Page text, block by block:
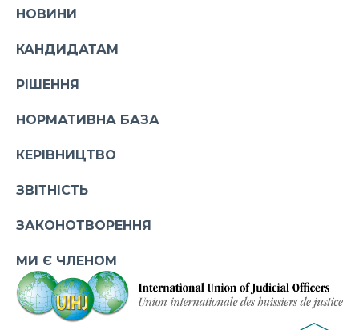
НОВИНИ
КАНДИДАТАМ
РІШЕННЯ
НОРМАТИВНА БАЗА
КЕРІВНИЦТВО
ЗВІТНІСТЬ
ЗАКОНОТВОРЕННЯ
МИ Є ЧЛЕНОМ